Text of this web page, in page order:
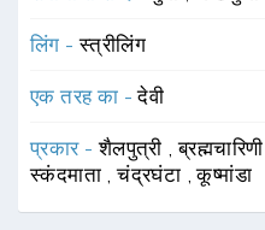
लिंग -स्त्रीलिंग
एक तरह का -देवी
प्रकार -शैलपुत्री ,ब्रह्मचारिणी
स्कंदमाता ,चंद्रघंटा ,कूष्मांडा